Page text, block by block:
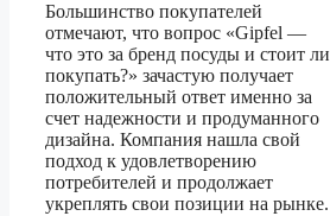
Большинство покупателей
отмечают, что вопрос «Gipfel —
что это за бренд посуды и стоит ли
покупать?» зачастую получает
положительный ответ именно за
счет надежности и продуманного
дизайна. Компания нашла свой
подход к удовлетворению
потребителей и продолжает
укреплять свои позиции на рынке.